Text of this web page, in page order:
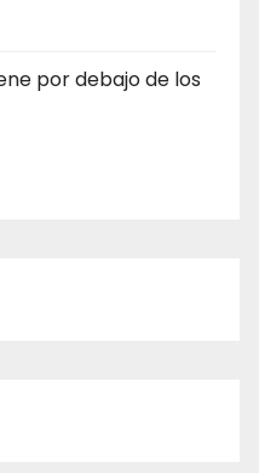
por debajo de los